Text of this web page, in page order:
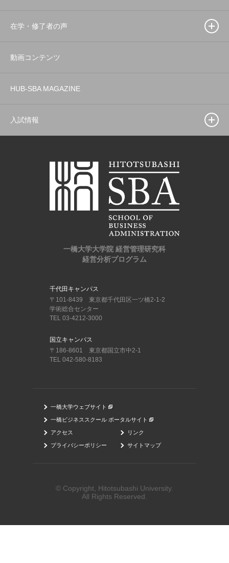
在学・修了者の声
動画コンテンツ
HUB-SBA MAGAZINE
入試情報
一橋大学大学院 経営管理研究科
経営分析プログラム
© Copyright, Hitotsubashi University.
All Rights Reserved.
千代田キャンパス
〒101-8439 東京都千代田区一ツ橋2-1-2
学術総合センター
TEL 03-4212-3000
国立キャンパス
〒186-8601 東京都国立市中2-1
TEL 042-580-8183
一橋大学ウェブサイト
一橋ビジネススクール ポータルサイト
アクセス リンク
プライバシーポリシー サイトマップ